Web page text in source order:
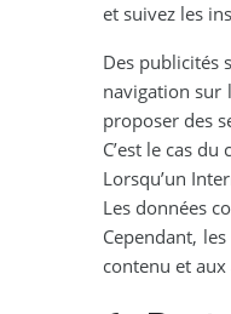
et suivez les
Des publicités
navigation sur
proposer des
C’est le cas
Lorsqu’un
Les données
Cependant,
contenu et